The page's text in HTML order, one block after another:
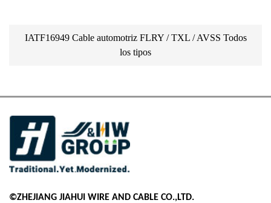
IATF16949 Cable automotriz FLRY / TXL / AVSS Todos
los tipos
©ZHEJIANG JIAHUI WIRE AND CABLE CO.,LTD.